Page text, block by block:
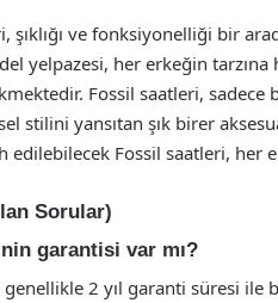
şıklığı ve fonksiyonelliği bir
yelpazesi, her erkeğin
Fossil saatleri, sadece
stilini yansıtan şık birer
edilebilecek Fossil saatleri, her
Sorular)
garantisi var mı?
2 yıl garanti süresi ile